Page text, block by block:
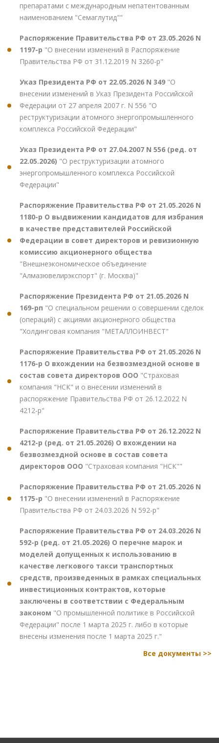
препаратами с международным непатентованным
наименованием "Семаглутид""
Распоряжение Правительства РФ от 23.05.2026 N
1197-р "О внесении изменений в Распоряжение
Правительства РФ от 31.12.2019 N 3260-р"
Указ Президента РФ от 22.05.2026 N 349 "О
внесении изменений в Указ Президента Российской
Федерации от 27 апреля 2007 г. N 556 "О
реструктуризации атомного энергопромышленного
комплекса Российской Федерации"
Указ Президента РФ от 27.04.2007 N 556 (ред. от
22.05.2026) "О реструктуризации атомного
энергопромышленного комплекса Российской
Федерации"
Распоряжение Правительства РФ от 21.05.2026 N
1180-р О выдвижении кандидатов для избрания
в качестве представителей Российской
Федерации в совет директоров и ревизионную
комиссию акционерного общества
"Внешнеэкономическое объединение
"Алмазювелирэкспорт" (г. Москва)"
Распоряжение Президента РФ от 21.05.2026 N
169-рп "О специальном решении о совершении сделок
(операций) с акциями акционерного общества
"Холдинговая компания "МЕТАЛЛОИНВЕСТ"
Распоряжение Правительства РФ от 21.05.2026 N
1176-р О вхождении на безвозмездной основе в
состав совета директоров ООО "Страховая
компания "НСК" и о внесении изменений в
распоряжение Правительства РФ от 26.12.2022 N
4212-р"
Распоряжение Правительства РФ от 26.12.2022 N
4212-р (ред. от 21.05.2026) О вхождении на
безвозмездной основе в состав совета
директоров ООО "Страховая компания "НСК""
Распоряжение Правительства РФ от 21.05.2026 N
1175-р "О внесении изменений в Распоряжение
Правительства РФ от 24.03.2026 N 592-р"
Распоряжение Правительства РФ от 24.03.2026 N
592-р (ред. от 21.05.2026) О перечне марок и
моделей допущенных к использованию в
качестве легкового такси транспортных
средств, произведенных в рамках специальных
инвестиционных контрактов, которые
заключены в соответствии с Федеральным
законом "О промышленной политике в Российской
Федерации" после 1 марта 2025 г. либо в которые
внесены изменения после 1 марта 2025 г."
Все документы >>